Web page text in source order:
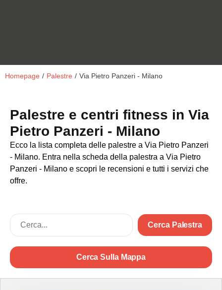
Homepage / Palestre / Via Pietro Panzeri - Milano
Palestre e centri fitness in Via
Pietro Panzeri - Milano
Ecco la lista completa delle palestre a Via Pietro Panzeri
- Milano. Entra nella scheda della palestra a Via Pietro
Panzeri - Milano e scopri le recensioni e tutti i servizi che
offre.
Cerca Palestra
Cerca Sulla Mappa